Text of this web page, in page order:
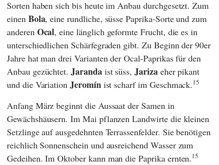
Sorten haben sich bis heute im Anbau durchgesetzt. Zum
einen Bola, eine rundliche, süsse Paprika-Sorte und zum
anderen Ocal, eine länglich geformte Frucht, die es in
unterschiedlichen Schärfegraden gibt. Zu Beginn der 90er
Jahre hat man drei Varianten der Ocal-Paprikas für den
Anbau gezüchtet.Jarandaist süss,Jarizaeher pikant
und die VariationJeromínist scharf im Geschmack.15
Anfang März beginnt die Aussaat der Samen in
Gewächshäusern. Im Mai pflanzen Landwirte die kleinen
Setzlinge auf ausgedehnten Terrassenfelder. Sie benötigen
reichlich Sonnenschein und ausreichend Wasser zum
Gedeihen. Im Oktober kann man die Paprika ernten.15